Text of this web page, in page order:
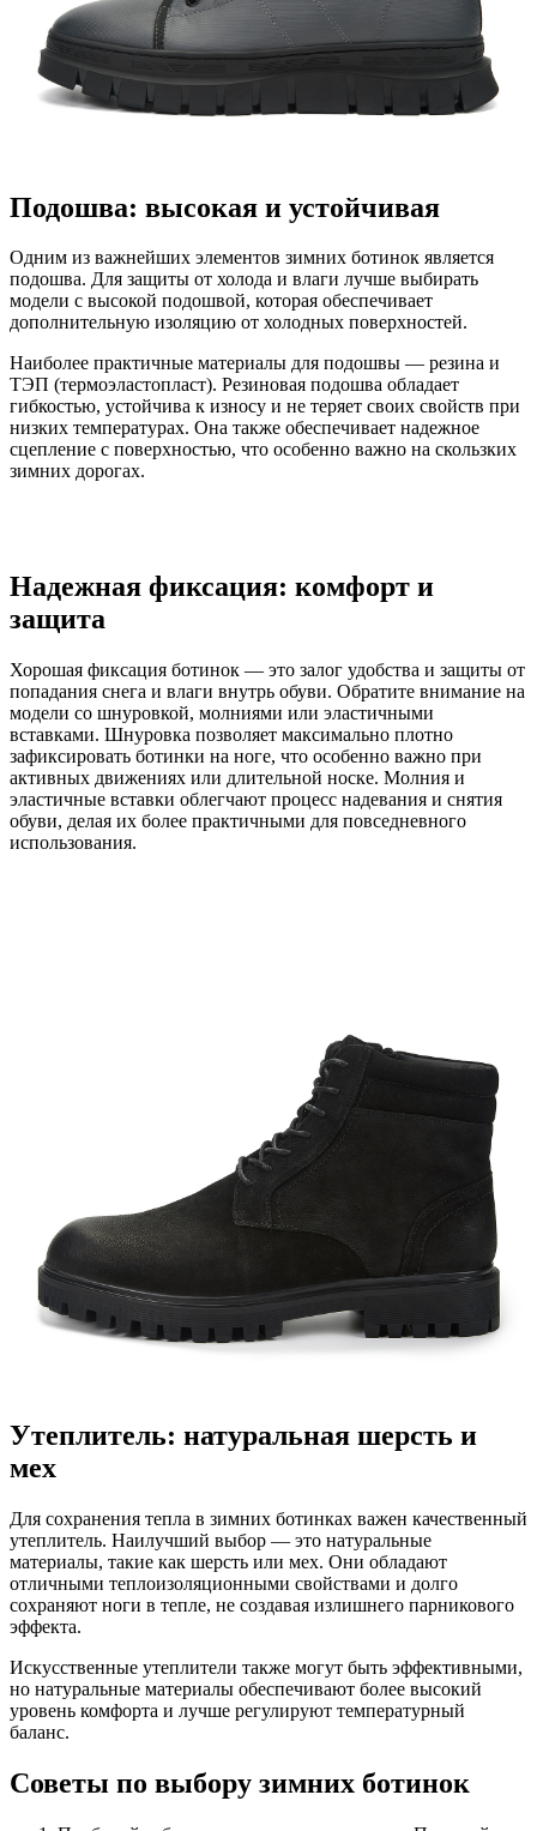
Подошва: высокая и устойчивая
Одним из важнейших элементов зимних ботинок является
подошва. Для защиты от холода и влаги лучше выбирать
модели с высокой подошвой, которая обеспечивает
дополнительную изоляцию от холодных поверхностей.
Наиболее практичные материалы для подошвы — резина и
ТЭП (термоэластопласт). Резиновая подошва обладает
гибкостью, устойчива к износу и не теряет своих свойств при
низких температурах. Она также обеспечивает надежное
сцепление с поверхностью, что особенно важно на скользких
зимних дорогах.
Надежная фиксация: комфорт и
защита
Хорошая фиксация ботинок — это залог удобства и защиты от
попадания снега и влаги внутрь обуви. Обратите внимание на
модели со шнуровкой, молниями или эластичными
вставками. Шнуровка позволяет максимально плотно
зафиксировать ботинки на ноге, что особенно важно при
активных движениях или длительной носке. Молния и
эластичные вставки облегчают процесс надевания и снятия
обуви, делая их более практичными для повседневного
использования.
Утеплитель: натуральная шерсть и
мех
Для сохранения тепла в зимних ботинках важен качественный
утеплитель. Наилучший выбор — это натуральные
материалы, такие как шерсть или мех. Они обладают
отличными теплоизоляционными свойствами и долго
сохраняют ноги в тепле, не создавая излишнего парникового
эффекта.
Искусственные утеплители также могут быть эффективными,
но натуральные материалы обеспечивают более высокий
уровень комфорта и лучше регулируют температурный
баланс.
Советы по выбору зимних ботинок